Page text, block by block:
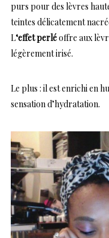
purs pour des lèvres
teintes délicatement
L‘effet perléoffre aux
légèrement irisé.
Le plus : il est enrichi en
sensation d’hydratation.